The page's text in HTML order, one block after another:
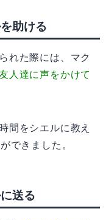
助ける
れた際には、マク
人達に声をかけて
間をシエルに教え
できました。
送る